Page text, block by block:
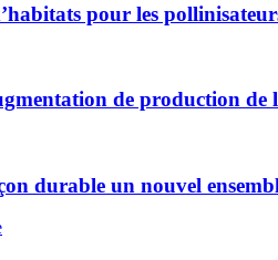
pour les
de production de
durable un nouvel